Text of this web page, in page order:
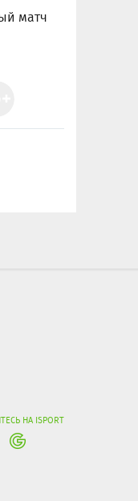
матч
НА ISPORT